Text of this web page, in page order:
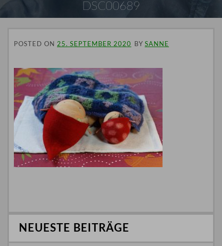
DSC00689
POSTED ON 25. SEPTEMBER 2020 BY SANNE
NEUESTE BEITRÄGE